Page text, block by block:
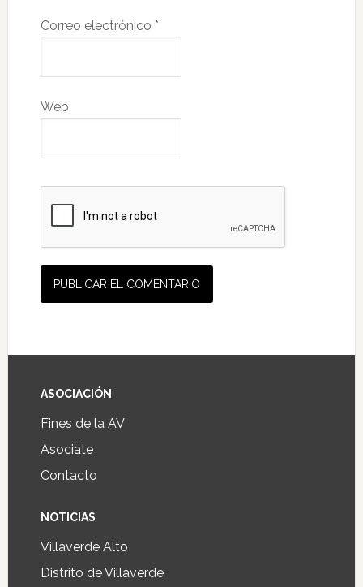
Correo electrónico *
Web
ASOCIACIÓN
Fines de la AV
Asociate
Contacto
NOTICIAS
Villaverde Alto
Distrito de Villaverde